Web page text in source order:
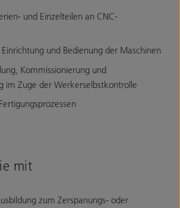
und Einzelteilen an CNC-
und Bedienung der Maschinen
Kommissionierung und
im Zuge der Werkerselbstkontrolle
mit
zum Zerspanungs- oder